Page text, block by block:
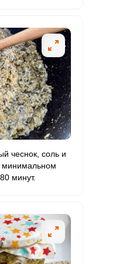
30.1 69.3
1.7
чеснок, соль и
минимальном
минут.